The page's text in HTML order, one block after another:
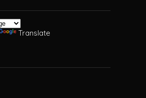
Translate